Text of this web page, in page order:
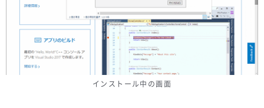
インストール中の画面